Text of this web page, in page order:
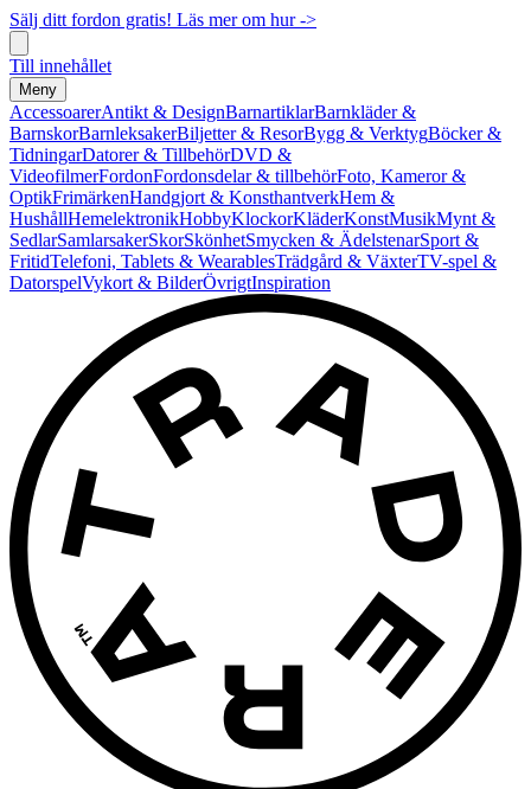
Sälj ditt fordon gratis! Läs mer om hur ->
Till innehållet
Meny
AccessoarerAntikt & DesignBarnartiklarBarnkläder &
BarnskorBarnleksakerBiljetter & ResorBygg & VerktygBöcker &
TidningarDatorer & TillbehörDVD &
VideofilmerFordonFordonsdelar & tillbehörFoto, Kameror &
OptikFrimärkenHandgjort & KonsthantverkHem &
HushållHemelektronikHobbyKlockorKläderKonstMusikMynt &
SedlarSamlarsakerSkorSkönhetSmycken & ÄdelstenarSport &
FritidTelefoni, Tablets & WearablesTrädgård & VäxterTV-spel &
DatorspelVykort & BilderÖvrigtInspiration